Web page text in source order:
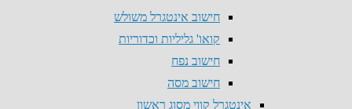
חישוב אינטגרל משולש
קואו' גליליות וכדוריות
חישוב נפח
חישוב מסה
אינטגרל קווי מסוג ראשון